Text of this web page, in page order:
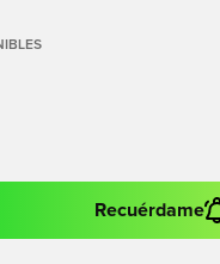
Recuérdame